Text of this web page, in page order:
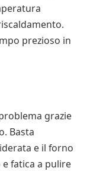
prezioso in
grazie
Basta
e il forno
fatica a pulire